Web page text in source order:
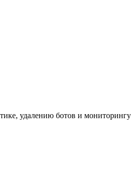
удалению ботов и мониторингу